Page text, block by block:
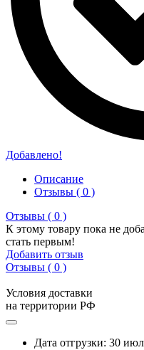
Добавлено!
Описание
Отзывы ( 0 )
Отзывы ( 0 )
К этому товару пока не
стать первым!
Добавить отзыв
Отзывы ( 0 )
Условия доставки
на территории РФ
Дата отгрузки: 30